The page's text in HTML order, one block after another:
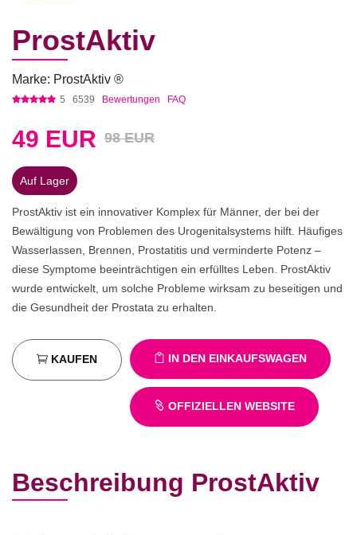
ProstAktiv
Marke: ProstAktiv ®
5 6539 Bewertungen FAQ
49 EUR 98 EUR
Auf Lager
ProstAktiv ist ein innovativer Komplex für Männer, der bei der
Bewältigung von Problemen des Urogenitalsystems hilft. Häufiges
Wasserlassen, Brennen, Prostatitis und verminderte Potenz –
diese Symptome beeinträchtigen ein erfülltes Leben. ProstAktiv
wurde entwickelt, um solche Probleme wirksam zu beseitigen und
die Gesundheit der Prostata zu erhalten.
IN DEN EINKAUFSWAGEN
KAUFEN
OFFIZIELLEN WEBSITE
Beschreibung ProstAktiv